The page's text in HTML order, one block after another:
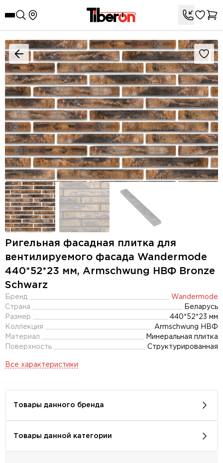
Ригельная фасадная плитка для
вентилируемого фасада Wandermode
440*52*23 мм, Armschwung НВФ Bronze
Schwarz
Бренд
Wandermode
Страна
Беларусь
Размер
440*52*23 мм
Коллекция
Armschwung НВФ
Материал
Минеральная плитка
Поверхность
Структурированная
Все характеристики
Товары данного бренда
Товары данной категории